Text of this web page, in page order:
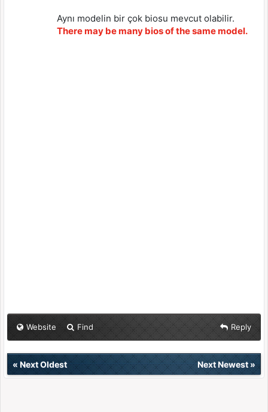
Aynı modelin bir çok biosu mevcut olabilir.
There may be many bios of the same model.
Website Find Reply
« Next Oldest Next Newest»